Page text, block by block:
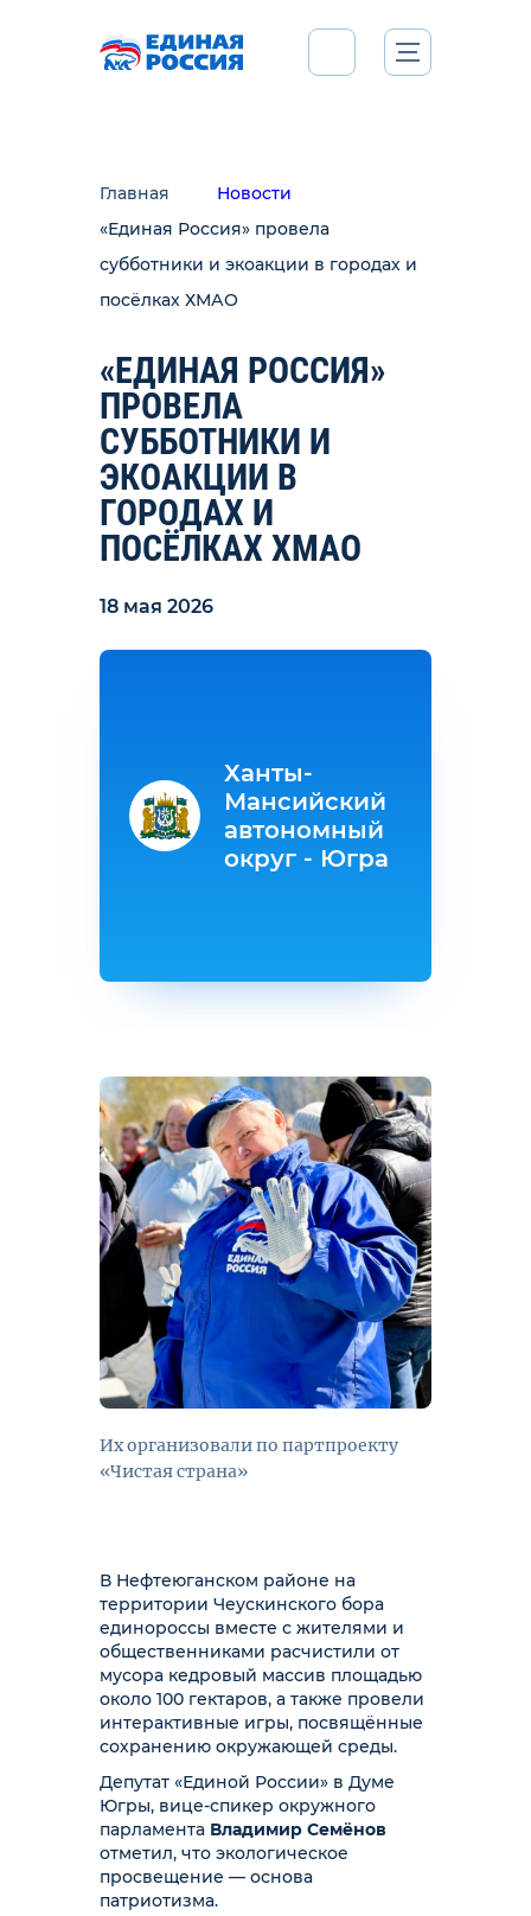
Главная
Новости
«Единая Россия» провела
субботники и экоакции в городах и
посёлках ХМАО
«ЕДИНАЯ РОССИЯ»
ПРОВЕЛА
СУББОТНИКИ И
ЭКОАКЦИИ В
ГОРОДАХ И
ПОСЁЛКАХ ХМАО
18 мая 2026
Их организовали по партпроекту
«Чистая страна»
В Нефтеюганском районе на
территории Чеускинского бора
единороссы вместе с жителями и
общественниками расчистили от
мусора кедровый массив площадью
около 100 гектаров, а также провели
интерактивные игры, посвящённые
сохранению окружающей среды.
Депутат «Единой России» в Думе
Югры, вице-спикер окружного
парламента Владимир Семёнов
отметил, что экологическое
просвещение — основа
патриотизма.
Ханты-
Мансийский
автономный
округ - Югра